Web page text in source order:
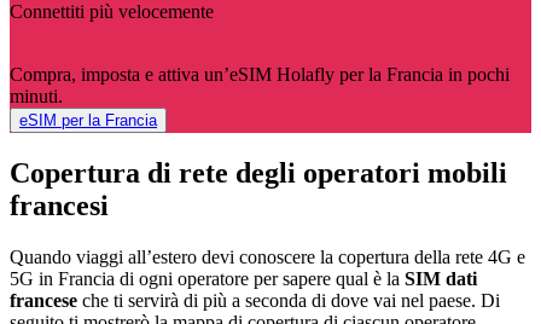
Connettiti più velocemente
Compra, imposta e attiva un’eSIM Holafly per la Francia in pochi
minuti.
eSIM per la Francia
Copertura di rete degli operatori mobili
francesi
Quando viaggi all’estero devi conoscere la copertura della rete 4G e
5G in Francia di ogni operatore per sapere qual è la SIM dati
francese che ti servirà di più a seconda di dove vai nel paese. Di